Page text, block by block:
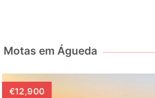
Motas em Águeda
€12,900